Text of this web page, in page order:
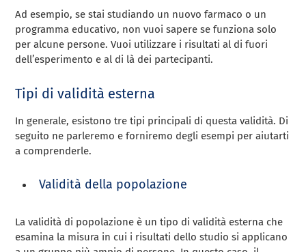
Ad esempio, se stai studiando un nuovo farmaco o un
programma educativo, non vuoi sapere se funziona solo
per alcune persone. Vuoi utilizzare i risultati al di fuori
dell’esperimento e al di là dei partecipanti.
Tipi di validità esterna
In generale, esistono tre tipi principali di questa validità. Di
seguito ne parleremo e forniremo degli esempi per aiutarti
a comprenderle.
Validità della popolazione
La validità di popolazione è un tipo di validità esterna che
esamina la misura in cui i risultati dello studio si applicano